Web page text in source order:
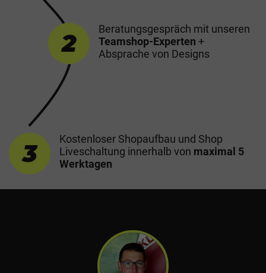
2 Beratungsgespräch mit unseren
Teamshop-Experten +
Absprache von Designs
3 Kostenloser Shopaufbau und Shop
Liveschaltung innerhalb von maximal 5
Werktagen